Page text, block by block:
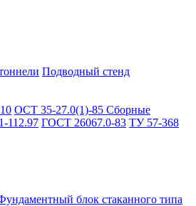
Подводный стенд
ОСТ 35-27.0(1)-85 Сборные
112.97 ГОСТ 26067.0-83 ТУ 57-368
блок стаканного типа